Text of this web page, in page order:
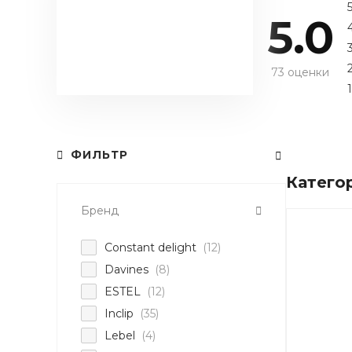
5.0
73 оценки
5
3
1
ФИЛЬТР
Бренд
Constant delight (12)
Davines (8)
ESTEL
(12)
Inclip
(35)
Lebel
(4)